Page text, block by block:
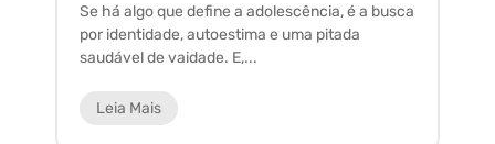
Se há algo que define a adolescência, é a busca
por identidade, autoestima e uma pitada
saudável de vaidade. E,...
Leia Mais